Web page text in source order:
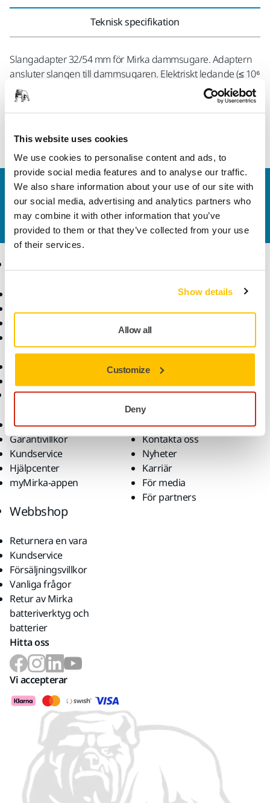
This website uses cookies
We use cookies to personalise content and ads, to
provide social media features and to analyse our traffic.
We also share information about your use of our site with
our social media, advertising and analytics partners who
may combine it with other information that you’ve
provided to them or that they’ve collected from your use
of their services.
Show details
Allow all
Customize
Deny
Teknisk specifikation
Slangadapter 32/54 mm för Mirka dammsugare. Adaptern
ansluter slangen till dammsugaren. Elektriskt ledande (≤ 10⁶
Ω/kvadrat). Levereras tillsammans med följande slangar:
MIE6514511 / MIE6514511US, MIE6514711 /
Kontakta oss
Vill du veta mer?Kontakta ossså besvarar vår
kundservice gärna dina frågor.
förbrukningsvaror
Branscher
Support
Nedladdningar
Garantivillkor
Kundservice
Hjälpcenter
myMirka-appen
Företag
Om oss
Kontakta oss
Nyheter
Karriär
För media
För partners
Webbshop
Returnera en vara
Kundservice
Försäljningsvillkor
Vanliga frågor
Retur av Mirka
batteriverktyg och
batterier
Hitta oss
Vi accepterar